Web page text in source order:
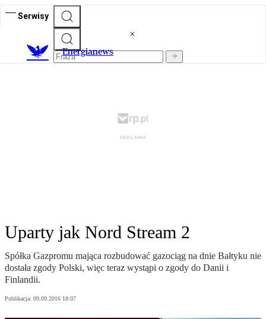
Serwisy
Energianews
Uparty jak Nord Stream 2
Spółka Gazpromu mająca rozbudować gazociąg na dnie Bałtyku nie
dostała zgody Polski, więc teraz wystąpi o zgody do Danii i
Finlandii.
Publikacja: 09.09.2016 18:07